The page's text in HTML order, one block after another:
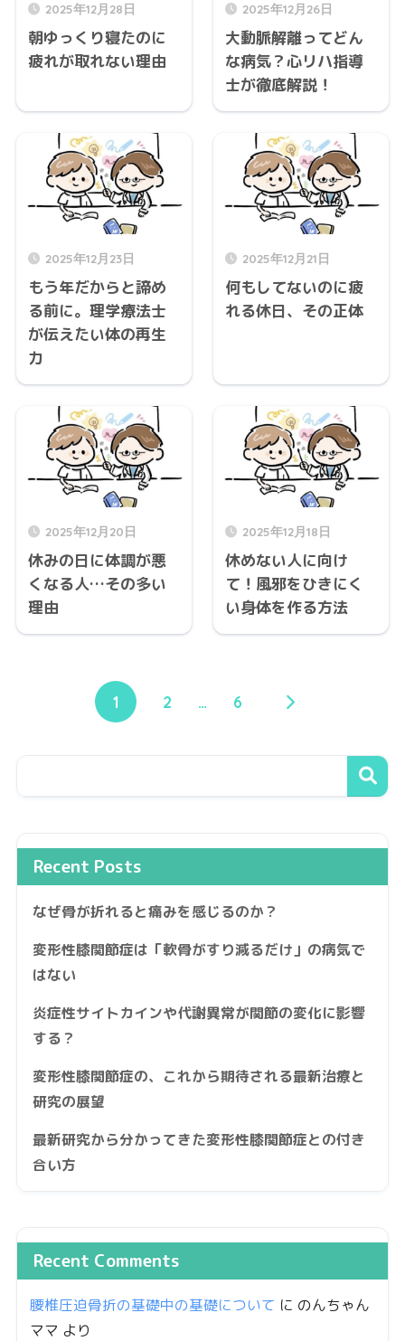
2025年12月28日
朝ゆっくり寝たのに
疲れが取れない理由
2025年12月26日
大動脈解離ってどん
な病気？心リハ指導
士が徹底解説！
2025年12月23日
もう年だからと諦め
る前に。理学療法士
が伝えたい体の再生
力
2025年12月21日
何もしてないのに疲
れる休日、その正体
2025年12月20日
休みの日に体調が悪
くなる人…その多い
理由
2025年12月18日
休めない人に向け
て！風邪をひきにく
い身体を作る方法
1 2 … 6
Recent Posts
なぜ骨が折れると痛みを感じるのか？
変形性膝関節症は「軟骨がすり減るだけ」の病気で
はない
炎症性サイトカインや代謝異常が関節の変化に影響
する？
変形性膝関節症の、これから期待される最新治療と
研究の展望
最新研究から分かってきた変形性膝関節症との付き
合い方
Recent Comments
腰椎圧迫骨折の基礎中の基礎について に のんちゃん
ママ より